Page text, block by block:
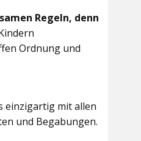
Regeln, denn
Ordnung und
einzigartig mit allen
und Begabungen.